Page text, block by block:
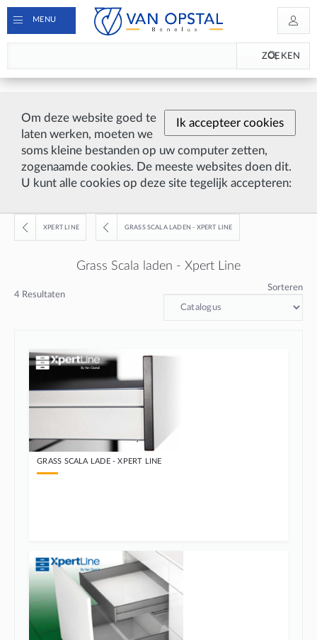
Ik accepteer cookies
Om deze website goed te
laten werken, moeten we
soms kleine bestanden op uw computer zetten,
zogenaamde cookies. De meeste websites doen dit.
U kunt alle cookies op deze site tegelijk accepteren:
MENU
ZOEKEN
XPERT LINE GRASS SCALA LADEN - XPERT LINE
Grass Scala laden - Xpert Line
4 Resultaten
Sorteren
GRASS SCALA LADE - XPERT LINE